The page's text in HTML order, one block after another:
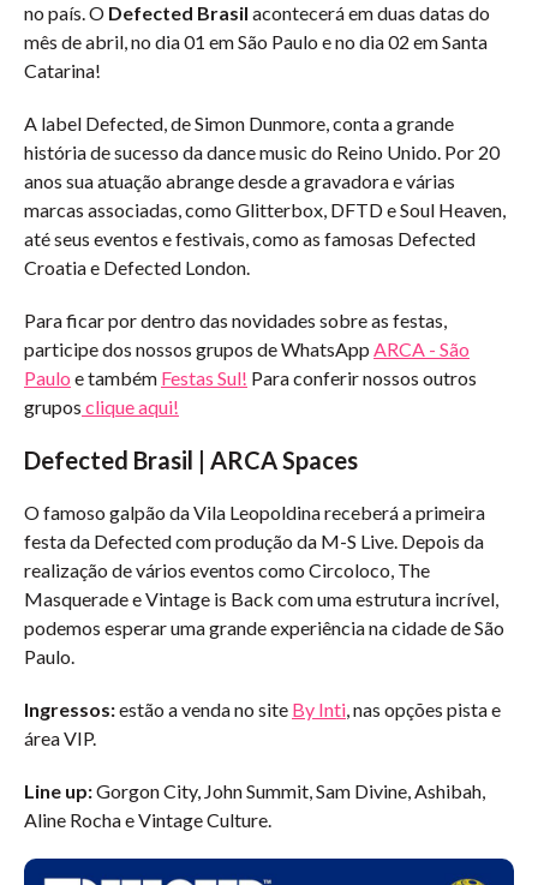
no país. O Defected Brasil acontecerá em duas datas do
mês de abril, no dia 01 em São Paulo e no dia 02 em Santa
Catarina!
A label Defected, de Simon Dunmore, conta a grande
história de sucesso da dance music do Reino Unido. Por 20
anos sua atuação abrange desde a gravadora e várias
marcas associadas, como Glitterbox, DFTD e Soul Heaven,
até seus eventos e festivais, como as famosas Defected
Croatia e Defected London.
Para ficar por dentro das novidades sobre as festas,
participe dos nossos grupos de WhatsApp ARCA - São
Paulo e também Festas Sul! Para conferir nossos outros
grupos clique aqui!
Defected Brasil | ARCA Spaces
O famoso galpão da Vila Leopoldina receberá a primeira
festa da Defected com produção da M-S Live. Depois da
realização de vários eventos como Circoloco, The
Masquerade e Vintage is Back com uma estrutura incrível,
podemos esperar uma grande experiência na cidade de São
Paulo.
Ingressos:estão a venda no site By Inti, nas opções pista e
área VIP.
Line up:Gorgon City, John Summit, Sam Divine, Ashibah,
Aline Rocha e Vintage Culture.